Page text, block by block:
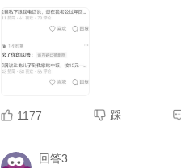
1177 踩
回答3